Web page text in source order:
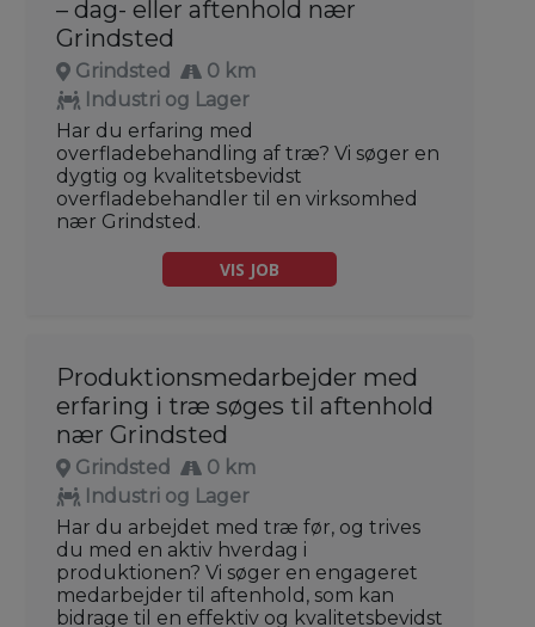
– dag- eller aftenhold nær
Grindsted
Grindsted
0 km
Industri og Lager
Har du erfaring med
overfladebehandling af træ? Vi søger en
dygtig og kvalitetsbevidst
overfladebehandler til en virksomhed
nær Grindsted.
VIS JOB
Produktionsmedarbejder med
erfaring i træ søges til aftenhold
nær Grindsted
Grindsted
0 km
Industri og Lager
Har du arbejdet med træ før, og trives
du med en aktiv hverdag i
produktionen? Vi søger en engageret
medarbejder til aftenhold, som kan
bidrage til en effektiv og kvalitetsbevidst